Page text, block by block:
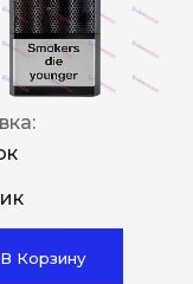
В Корзину